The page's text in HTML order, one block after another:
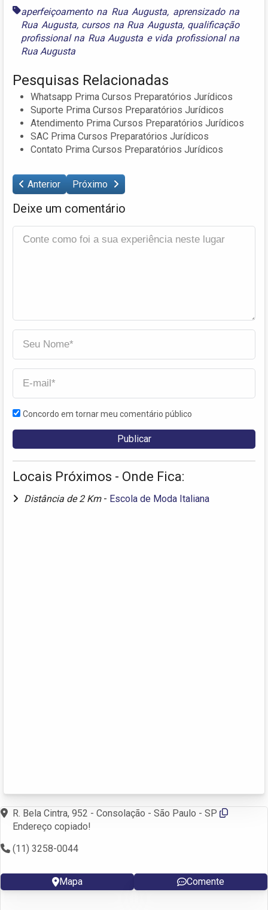
aperfeiçoamento na Rua Augusta, aprensizado na
Rua Augusta, cursos na Rua Augusta, qualificação
profissional na Rua Augusta e vida profissional na
Rua Augusta
Pesquisas Relacionadas
Whatsapp Prima Cursos Preparatórios Jurídicos
Suporte Prima Cursos Preparatórios Jurídicos
Atendimento Prima Cursos Preparatórios Jurídicos
SAC Prima Cursos Preparatórios Jurídicos
Contato Prima Cursos Preparatórios Jurídicos
Anterior Próximo
Deixe um comentário
Concordo em tornar meu comentário público
Locais Próximos - Onde Fica:
Distância de 2 Km - Escola de Moda Italiana
R. Bela Cintra, 952 - Consolação - São Paulo - SP
Endereço copiado!
(11) 3258-0044
Mapa Comente